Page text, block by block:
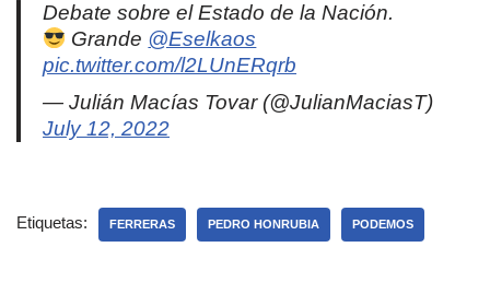
Debate sobre el Estado de la Nación.
Grande @Eselkaos
pic.twitter.com/l2LUnERqrb
— Julián Macías Tovar (@JulianMaciasT)
July 12, 2022
Etiquetas: FERRERAS PEDRO HONRUBIA PODEMOS